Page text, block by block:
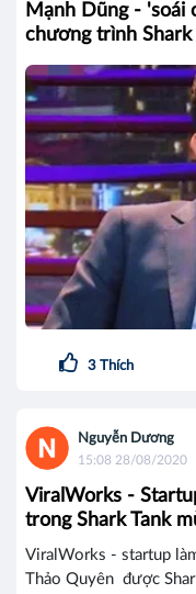
Mạnh Dũng - 'soái
chương trình Shark
3 Thích
Nguyễn Dương
15:08 28/08/2020
ViralWorks -
trong Shark Tank
ViralWorks - startup
Thảo Quyên được